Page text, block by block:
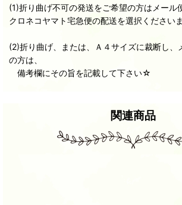
(1)折り曲げ不可の発送をご希望の方はメール
クロネコヤマト宅急便の配送を選択ください
(2)折り曲げ、または、Ａ４サイズに裁断し、
の方は、
備考欄にその旨を記載して下さい☆
関連商品